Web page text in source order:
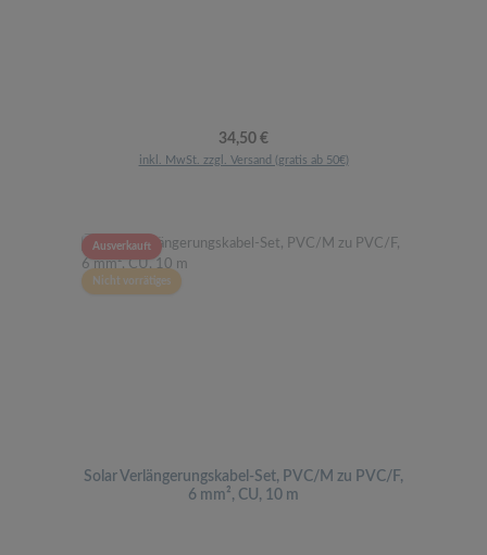
Regulärer Preis:
34,50 €
inkl. MwSt. zzgl. Versand (gratis ab 50€)
Ausverkauft
Nicht vorrätiges
Solar Verlängerungskabel-Set, PVC/M zu PVC/F,
6 mm², CU, 10 m